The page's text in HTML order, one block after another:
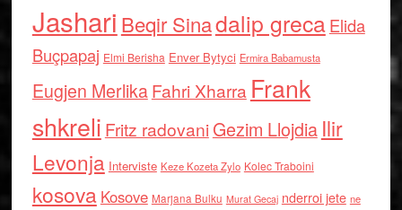
Jashari Beqir Sinadalip grecaElida
Buçpapaj Elmi Berisha Enver Bytyci Ermira Babamusta
Eugjen MerlikaFahri Xharra Frank
shkreli Fritz radovaniGezim Llojdia Ilir
Levonja Interviste Keze Kozeta Zylo Kolec Traboini
kosova Kosove Marjana Bulku Murat Gecaj nderroi jete ne